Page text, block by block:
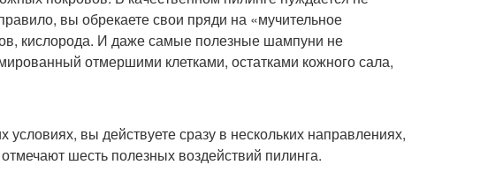
вы обрекаете свои пряди на «мучительное
кислорода. И даже самые полезные шампуни не
отмершими клетками, остатками кожного сала,
вы действуете сразу в нескольких направлениях,
шесть полезных воздействий пилинга.